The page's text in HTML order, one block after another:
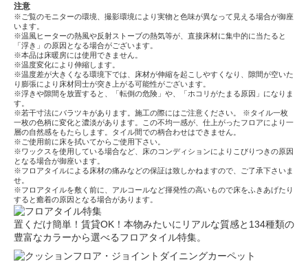
注意
※ご覧のモニターの環境、撮影環境により実物と色味が異なって見える場合が御座
います。
※温風ヒーターの熱風や反射ストーブの熱気等が、直接床材に集中的に当たると
「浮き」の原因となる場合がございます。
※本品は床暖房には使用できません。
※温度変化により伸縮します。
※温度差が大きくなる環境下では、床材が伸縮を起こしやすくなり、隙間が空いた
り膨張により床材同士が突き上がる可能性がございます。
※浮きや隙間を放置すると、「転倒の危険」や、「ホコリがたまる原因」になりま
す。
※若干寸法にバラツキがあります。施工の際にはご注意ください。 ※タイル一枚
一枚の色柄に変化と濃淡があります。この不均一感が、仕上がったフロアにより一
層の自然感をもたらします。タイル間での柄合わせはできません。
※ご使用前に床を拭いてからご使用下さい。
※ワックスを使用している場合など、床のコンディションによりこびりつきの原因
となる場合が御座います。
※フロアタイルによる床材の痛みなどの保証は致しかねますので、ご了承下さいま
せ。
※フロアタイルを敷く前に、アルコールなど揮発性の高いもので床をふきあげたり
すると癒着の原因となる場合があります。
置くだけ簡単！賃貸OK！本物みたいにリアルな質感と134種類の
豊富なカラーから選べるフロアタイル特集。